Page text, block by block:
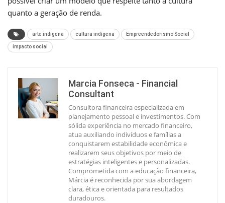
quanto a geração de renda.
arte indígena cultura indígena Empreendedorismo Social
impacto social
Marcia Fonseca - Financial
Consultant
Consultora financeira especializada em
planejamento pessoal e investimentos. Com
sólida experiência no mercado financeiro,
atua auxiliando indivíduos e famílias a
conquistarem estabilidade econômica e
realizarem seus objetivos por meio de
estratégias inteligentes e personalizadas.
Comprometida com a educação financeira,
Márcia é reconhecida por sua abordagem
clara, ética e orientada para resultados
duradouros.